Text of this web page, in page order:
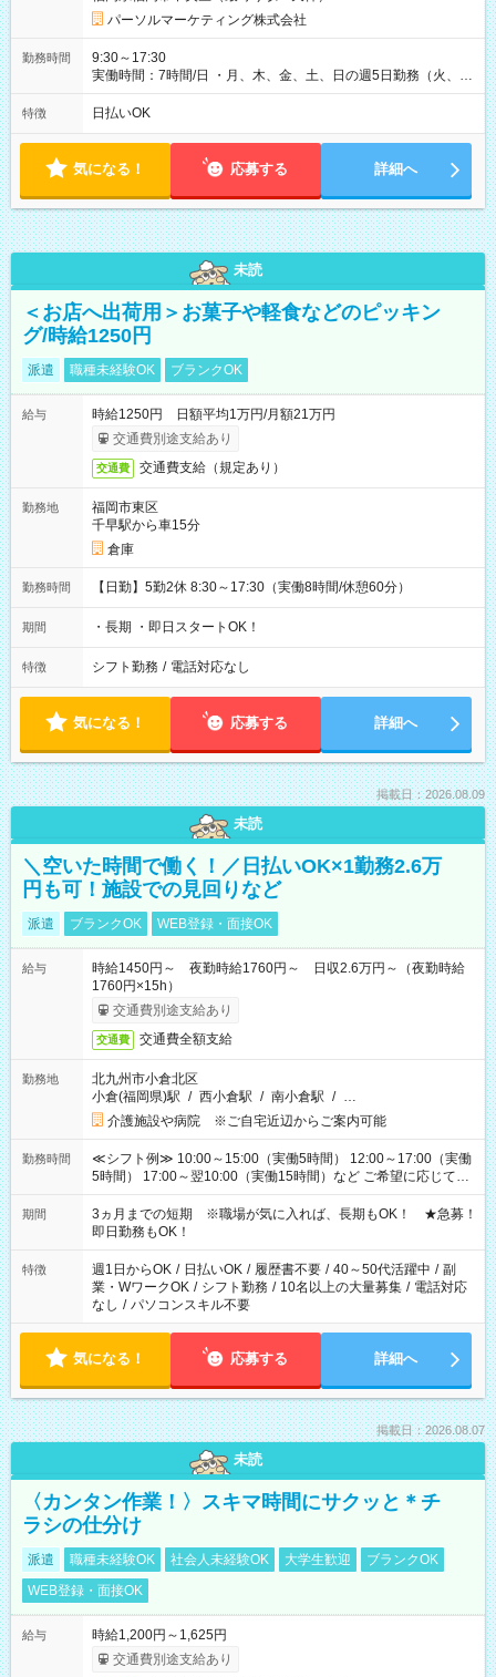
パーソルマーケティング株式会社
勤務時間
9:30～17:30
実働時間：7時間/日 ・月、木、金、土、日の週5日勤務（火、水
は固定休です／GW、お盆、年末年始等、長期休暇有り！） ・
ワンシフト！ ・残業ほぼナシ（0～5h/月）
特徴 日払いOK
気になる！ 応募する 詳細へ
未読
＜お店へ出荷用＞お菓子や軽食などのピッキン
グ/時給1250円
派遣 職種未経験OK ブランクOK
給与
時給1250円 日額平均1万円/月額21万円
交通費別途支給あり
交通費 交通費支給（規定あり）
勤務地
福岡市東区
千早駅から車15分
倉庫
勤務時間 【日勤】5勤2休 8:30～17:30（実働8時間/休憩60分）
期間 ・長期 ・即日スタートOK！
特徴 シフト勤務 / 電話対応なし
気になる！ 応募する 詳細へ
掲載日：2026.08.09
未読
＼空いた時間で働く！／日払いOK×1勤務2.6万
円も可！施設での見回りなど
派遣 ブランクOK WEB登録・面接OK
給与
時給1450円～ 夜勤時給1760円～ 日収2.6万円～（夜勤時給
1760円×15h）
交通費別途支給あり
交通費 交通費全額支給
勤務地
北九州市小倉北区
小倉(福岡県)駅 / 西小倉駅 / 南小倉駅 / …
介護施設や病院 ※ご自宅近辺からご案内可能
勤務時間
≪シフト例≫ 10:00～15:00（実働5時間） 12:00～17:00（実働
5時間） 17:00～翌10:00（実働15時間）など ご希望に応じて、
働く時間は調整できます！ お気軽に担当へ相談ください！
期間
3ヵ月までの短期 ※職場が気に入れば、長期もOK！ ★急募！
即日勤務もOK！
特徴 週1日からOK / 日払いOK / 履歴書不要 / 40～50代活躍中 / 副
業・WワークOK / シフト勤務 / 10名以上の大量募集 / 電話対応
なし / パソコンスキル不要
気になる！ 応募する 詳細へ
掲載日：2026.08.07
未読
〈カンタン作業！〉スキマ時間にサクッと＊チ
ラシの仕分け
派遣 職種未経験OK 社会人未経験OK 大学生歓迎
ブランクOK
WEB登録・面接OK
給与
時給1,200円～1,625円
交通費別途支給あり